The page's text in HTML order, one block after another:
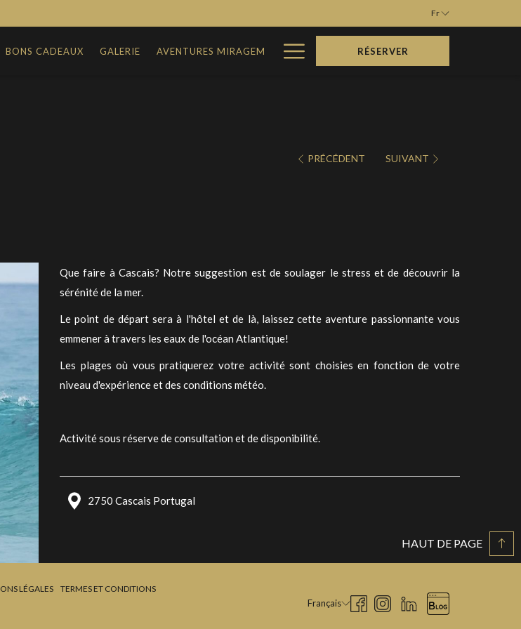
Fr
BONS CADEAUX GALERIE AVENTURES MIRAGEM Hamburger
Menu
RÉSERVER
PRÉCÉDENT SUIVANT
Que faire à Cascais? Notre suggestion est de soulager le stress et de découvrir la
sérénité de la mer.
Le point de départ sera à l'hôtel et de là, laissez cette aventure passionnante vous
emmener à travers les eaux de l'océan Atlantique!
Les plages où vous pratiquerez votre activité sont choisies en fonction de votre
niveau d'expérience et des conditions météo.
Activité sous réserve de consultation et de disponibilité.
2750 Cascais Portugal
HAUT DE PAGE
LÉGALES TERMES ET CONDITIONS
Français